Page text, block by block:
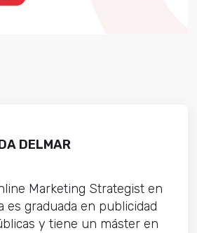
DELMAR
Marketing Strategist en
es graduada en publicidad
y tiene un máster en